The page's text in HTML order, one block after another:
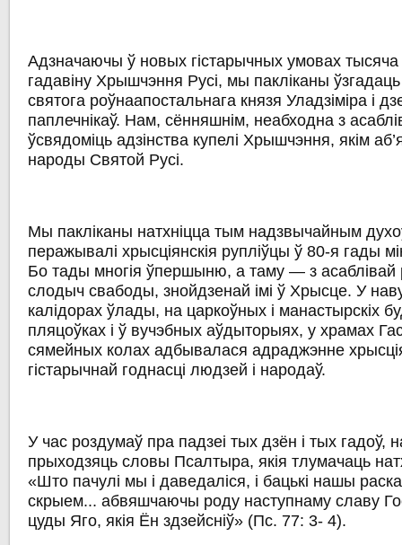
Адзначаючы ў новых гістарычных умовах
гадавіну Хрышчэння Русі, мы пакліканы ўзгадаць
святога роўнаапостальнага князя Уладзіміра і
паплечнікаў. Нам, сённяшнім, неабходна з
ўсвядоміць адзінства купелі Хрышчэння, якім
народы Святой Русі.
Мы пакліканы натхніцца тым надзвычайным
перажывалі хрысціянскія рупліўцы ў 80-я гады
Бо тады многія ўпершыню, а таму — з асаблівай
слодыч свабоды, знойдзенай імі ў Хрысце. У
калідорах ўлады, на царкоўных і манастырскіх
пляцоўках і ў вучэбных аўдыторыях, у храмах
сямейных колах адбывалася адраджэнне
гістарычнай годнасці людзей і народаў.
У час роздумаў пра падзеі тых дзён і тых гадоў,
прыходзяць словы Псалтыра, якія тлумачаць
«Што пачулі мы і даведаліся, і бацькі нашы
скрыем... абвяшчаючы роду наступнаму славу
цуды Яго, якія Ён здзейсніў» (Пс. 77: 3- 4).